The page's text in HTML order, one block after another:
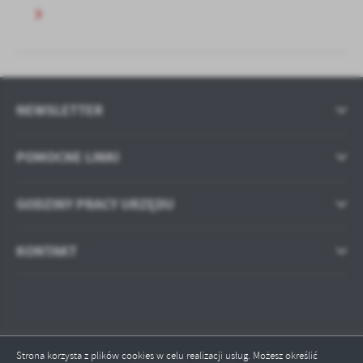
Strona korzysta z plików cookies w celu realizacji usług. Możesz określić
POMOCNE LINKI
NEWSLETTER
GODZINY PRACY URZĘDU
KONTAKT